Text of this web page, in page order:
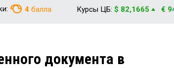
4 балла Курсы ЦБ: $ 82,1665 €
документа в